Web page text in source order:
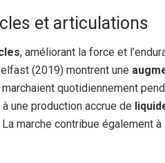
et articulations
, améliorant la force et
(2019) montrent une
quotidiennement
une production accrue de
marche contribue également